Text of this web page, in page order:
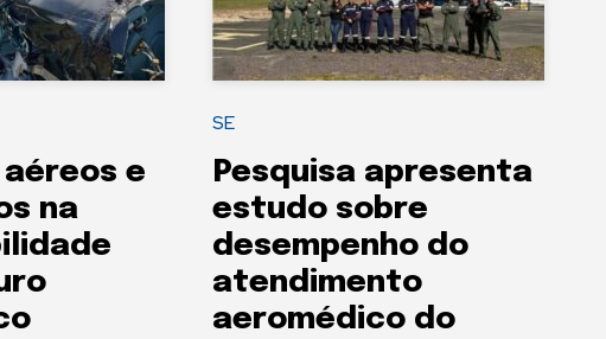
e
na
SE
Pesquisa apresenta
estudo sobre
desempenho do
atendimento
aeromédico do